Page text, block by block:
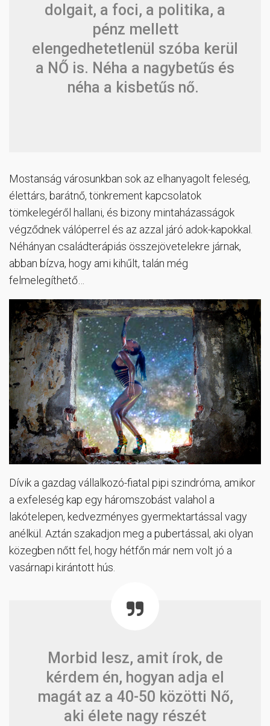
dolgait, a foci, a politika, a
pénz mellett
elengedhetetlenül szóba kerül
a NŐ is. Néha a nagybetűs és
néha a kisbetűs nő.
Mostanság városunkban sok az elhanyagolt feleség,
élettárs, barátnő, tönkrement kapcsolatok
tömkelegéről hallani, és bizony mintaházasságok
végződnek válóperrel és az azzal járó adok-kapokkal.
Néhányan családterápiás összejövetelekre járnak,
abban bízva, hogy ami kihűlt, talán még
felmelegíthető…
Dívik a gazdag vállalkozó-fiatal pipi szindróma, amikor
a exfeleség kap egy háromszobást valahol a
lakótelepen, kedvezményes gyermektartással vagy
anélkül. Aztán szakadjon meg a pubertással, aki olyan
közegben nőtt fel, hogy hétfőn már nem volt jó a
vasárnapi kirántott hús.
Morbid lesz, amit írok, de
kérdem én, hogyan adja el
magát az a 40-50 közötti Nő,
aki élete nagy részét